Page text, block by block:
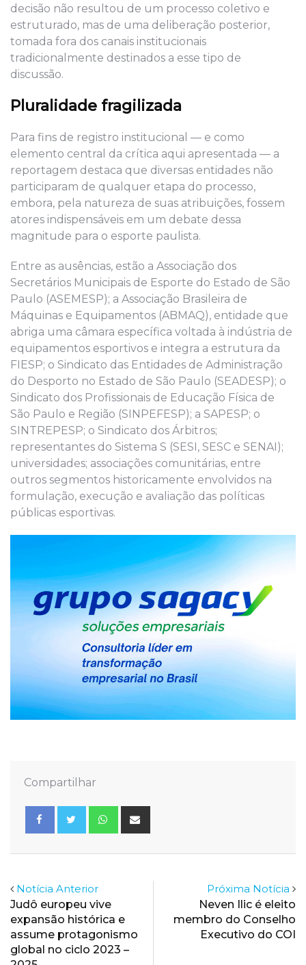
decisão não resultou de um processo coletivo e
estruturado, mas de uma deliberação posterior,
tomada fora dos canais institucionais
tradicionalmente destinados a esse tipo de
discussão.
Pluralidade fragilizada
Para fins de registro institucional — e como
elemento central da crítica aqui apresentada — a
reportagem destaca que diversas entidades não
participaram de qualquer etapa do processo,
embora, pela natureza de suas atribuições, fossem
atores indispensáveis em um debate dessa
magnitude para o esporte paulista.
Entre as ausências, estão a Associação dos
Secretários Municipais de Esporte do Estado de São
Paulo (ASEMESP); a Associação Brasileira de
Máquinas e Equipamentos (ABMAQ), entidade que
abriga uma câmara específica voltada à indústria de
equipamentos esportivos e integra a estrutura da
FIESP; o Sindicato das Entidades de Administração
do Desporto no Estado de São Paulo (SEADESP); o
Sindicato dos Profissionais de Educação Física de
São Paulo e Região (SINPEFESP); a SAPESP; o
SINTREPESP; o Sindicato dos Árbitros;
representantes do Sistema S (SESI, SESC e SENAI);
universidades; associações comunitárias, entre
outros segmentos historicamente envolvidos na
formulação, execução e avaliação das políticas
públicas esportivas.
Compartilhar
Whatsapp
Notícia Anterior
Judô europeu vive
expansão histórica e
assume protagonismo
global no ciclo 2023 –
Próxima Notícia
Neven Ilic é eleito
membro do Conselho
Executivo do COI